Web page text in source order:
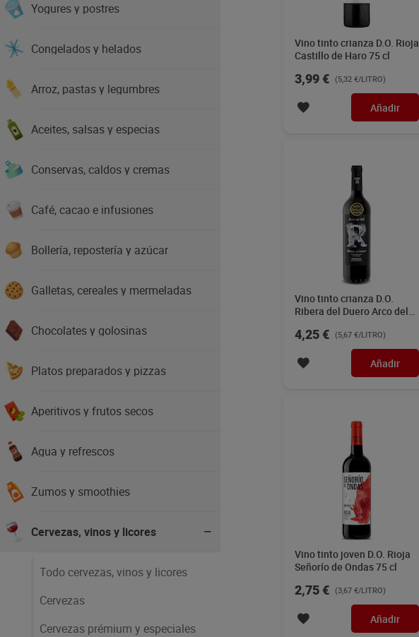
Yogures y postres
Congelados y helados
Arroz, pastas y legumbres
Aceites, salsas y especias
Conservas, caldos y cremas
Café, cacao e infusiones
Bollería, repostería y azúcar
Galletas, cereales y mermeladas
Chocolates y golosinas
Platos preparados y pizzas
Aperitivos y frutos secos
Agua y refrescos
Zumos y smoothies
Cervezas, vinos y licores
Todo cervezas, vinos y licores
Cervezas
Cervezas prémium y especiales
Vino tinto crianza D.O. Rioja
Castillo de Haro 75 cl
3,99 € (5,32 €/LITRO)
Añadir
Vino tinto crianza D.O.
Ribera del Duero Arco del
4,25 € (5,67 €/LITRO)
Añadir
Vino tinto joven D.O. Rioja
Señorío de Ondas 75 cl
2,75 € (3,67 €/LITRO)
Añadir